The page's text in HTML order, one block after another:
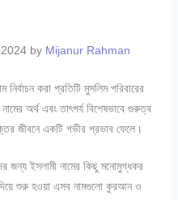
by Mijanur Rahman
করা প্রতিটি মুসলিম পরিবারের
অর্থ এবং তাৎপর্য বিশেষভাবে গুরুত্ব
জীবনে একটি গভীর প্রভাব ফেলে।
জন্য ইসলামী নামের কিছু মনোমুগ্ধকর
শুরু হওয়া এসব নামগুলো কুরআন ও